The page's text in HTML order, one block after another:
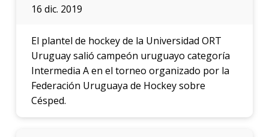
16 dic. 2019
El plantel de hockey de la Universidad ORT
Uruguay salió campeón uruguayo categoría
Intermedia A en el torneo organizado por la
Federación Uruguaya de Hockey sobre
Césped.